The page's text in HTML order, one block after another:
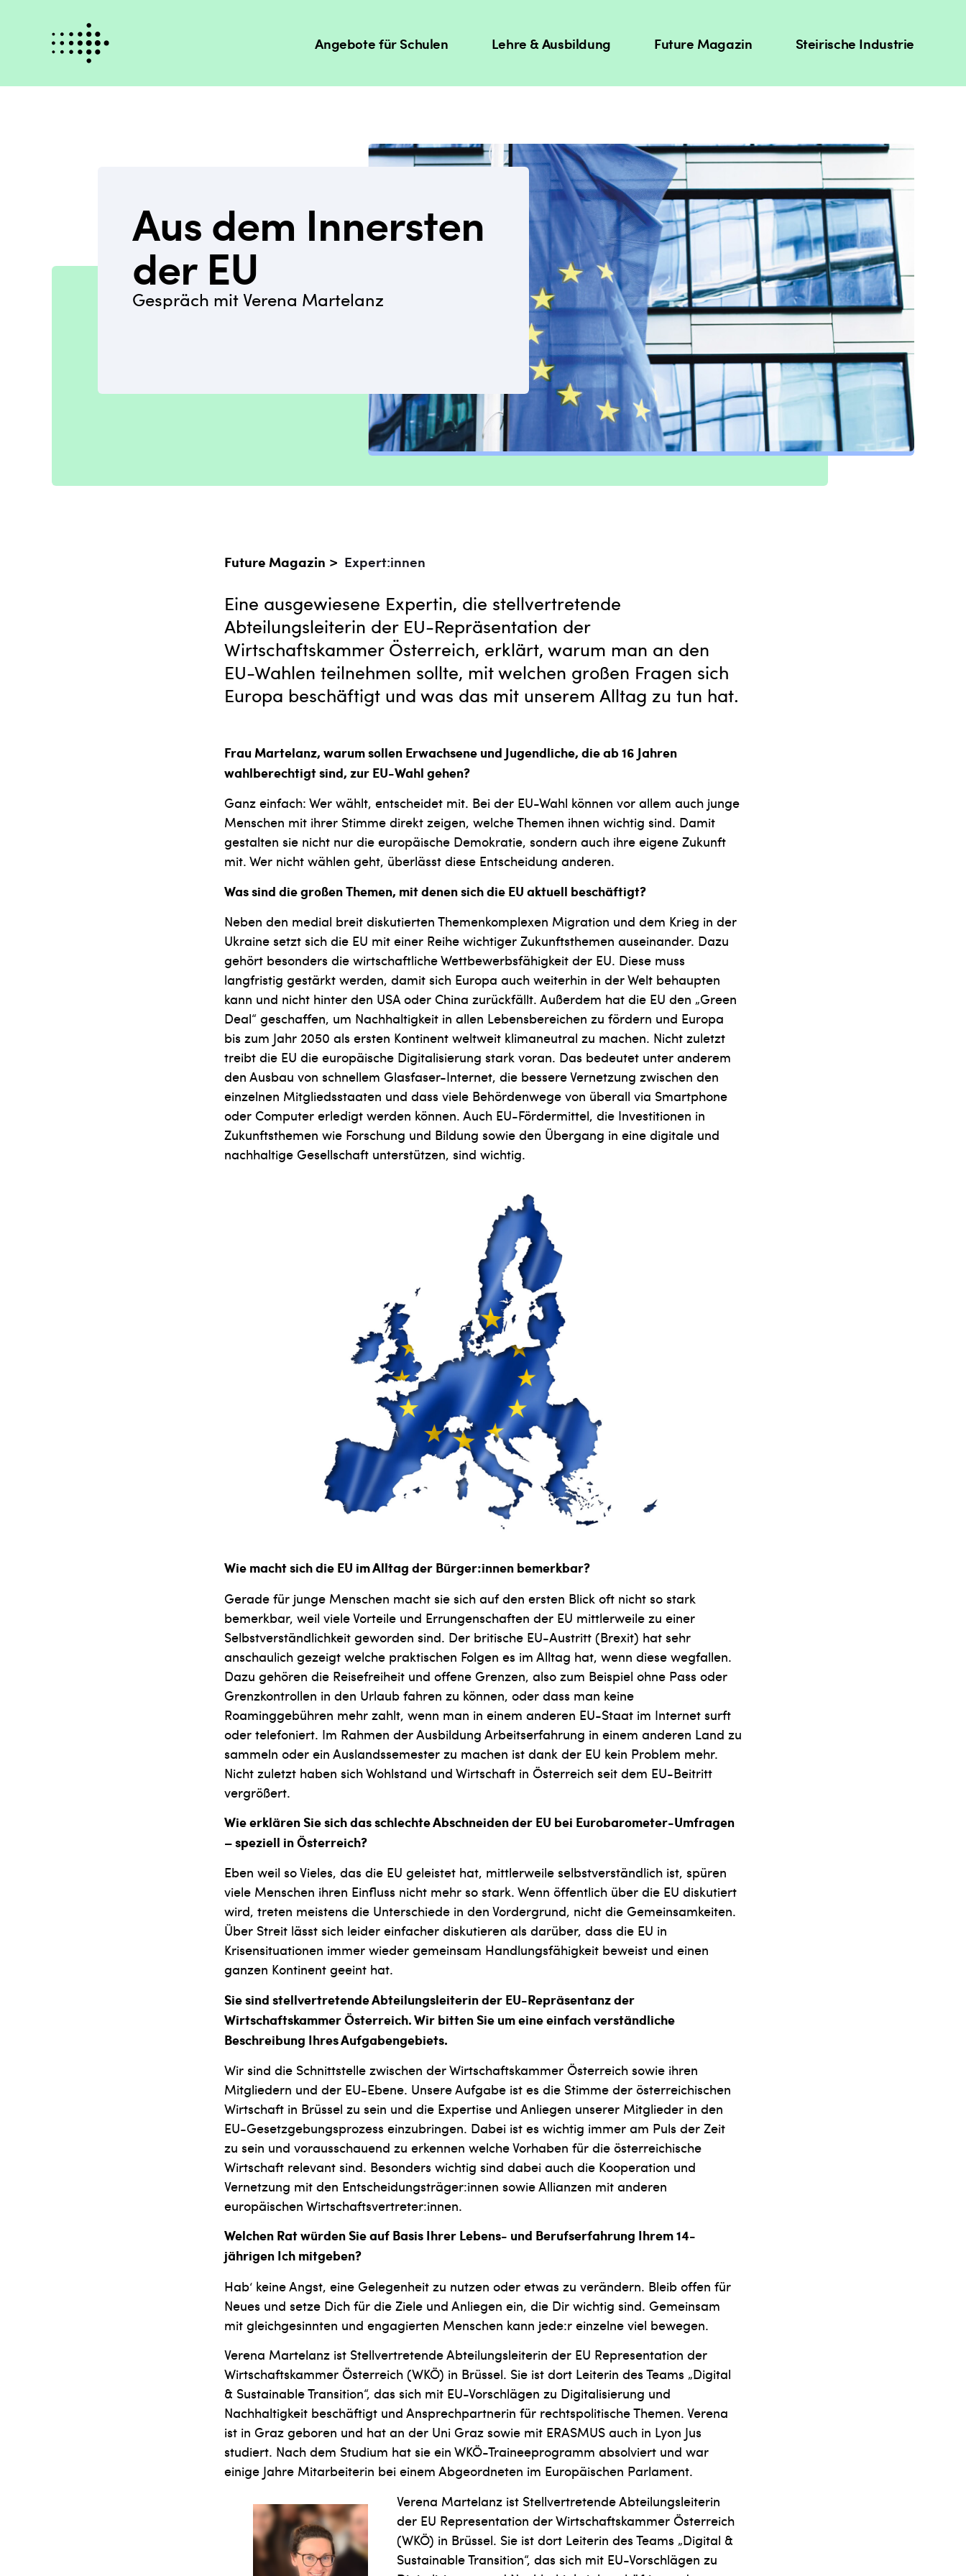
Angebote für Schulen Lehre & Ausbildung Future Magazin Steirische Industrie
Aus dem Innersten
der EU
Gespräch mit Verena Martelanz
Future Magazin > Expert:innen
Eine ausgewiesene Expertin, die stellvertretende
Abteilungsleiterin der EU-Repräsentation der
Wirtschaftskammer Österreich, erklärt, warum man an den
EU-Wahlen teilnehmen sollte, mit welchen großen Fragen sich
Europa beschäftigt und was das mit unserem Alltag zu tun hat.
Frau Martelanz, warum sollen Erwachsene und Jugendliche, die ab 16 Jahren
wahlberechtigt sind, zur EU-Wahl gehen?
Ganz einfach: Wer wählt, entscheidet mit. Bei der EU-Wahl können vor allem auch junge
Menschen mit ihrer Stimme direkt zeigen, welche Themen ihnen wichtig sind. Damit
gestalten sie nicht nur die europäische Demokratie, sondern auch ihre eigene Zukunft
mit. Wer nicht wählen geht, überlässt diese Entscheidung anderen.
Was sind die großen Themen, mit denen sich die EU aktuell beschäftigt?
Neben den medial breit diskutierten Themenkomplexen Migration und dem Krieg in der
Ukraine setzt sich die EU mit einer Reihe wichtiger Zukunftsthemen auseinander. Dazu
gehört besonders die wirtschaftliche Wettbewerbsfähigkeit der EU. Diese muss
langfristig gestärkt werden, damit sich Europa auch weiterhin in der Welt behaupten
kann und nicht hinter den USA oder China zurückfällt. Außerdem hat die EU den „Green
Deal“ geschaffen, um Nachhaltigkeit in allen Lebensbereichen zu fördern und Europa
bis zum Jahr 2050 als ersten Kontinent weltweit klimaneutral zu machen. Nicht zuletzt
treibt die EU die europäische Digitalisierung stark voran. Das bedeutet unter anderem
den Ausbau von schnellem Glasfaser-Internet, die bessere Vernetzung zwischen den
einzelnen Mitgliedsstaaten und dass viele Behördenwege von überall via Smartphone
oder Computer erledigt werden können. Auch EU-Fördermittel, die Investitionen in
Zukunftsthemen wie Forschung und Bildung sowie den Übergang in eine digitale und
nachhaltige Gesellschaft unterstützen, sind wichtig.
Wie macht sich die EU im Alltag der Bürger:innen bemerkbar?
Gerade für junge Menschen macht sie sich auf den ersten Blick oft nicht so stark
bemerkbar, weil viele Vorteile und Errungenschaften der EU mittlerweile zu einer
Selbstverständlichkeit geworden sind. Der britische EU-Austritt (Brexit) hat sehr
anschaulich gezeigt welche praktischen Folgen es im Alltag hat, wenn diese wegfallen.
Dazu gehören die Reisefreiheit und offene Grenzen, also zum Beispiel ohne Pass oder
Grenzkontrollen in den Urlaub fahren zu können, oder dass man keine
Roaminggebühren mehr zahlt, wenn man in einem anderen EU-Staat im Internet surft
oder telefoniert. Im Rahmen der Ausbildung Arbeitserfahrung in einem anderen Land zu
sammeln oder ein Auslandssemester zu machen ist dank der EU kein Problem mehr.
Nicht zuletzt haben sich Wohlstand und Wirtschaft in Österreich seit dem EU-Beitritt
vergrößert.
Wie erklären Sie sich das schlechte Abschneiden der EU bei Eurobarometer-Umfragen
– speziell in Österreich?
Eben weil so Vieles, das die EU geleistet hat, mittlerweile selbstverständlich ist, spüren
viele Menschen ihren Einfluss nicht mehr so stark. Wenn öffentlich über die EU diskutiert
wird, treten meistens die Unterschiede in den Vordergrund, nicht die Gemeinsamkeiten.
Über Streit lässt sich leider einfacher diskutieren als darüber, dass die EU in
Krisensituationen immer wieder gemeinsam Handlungsfähigkeit beweist und einen
ganzen Kontinent geeint hat.
Sie sind stellvertretende Abteilungsleiterin der EU-Repräsentanz der
Wirtschaftskammer Österreich. Wir bitten Sie um eine einfach verständliche
Beschreibung Ihres Aufgabengebiets.
Wir sind die Schnittstelle zwischen der Wirtschaftskammer Österreich sowie ihren
Mitgliedern und der EU-Ebene. Unsere Aufgabe ist es die Stimme der österreichischen
Wirtschaft in Brüssel zu sein und die Expertise und Anliegen unserer Mitglieder in den
EU-Gesetzgebungsprozess einzubringen. Dabei ist es wichtig immer am Puls der Zeit
zu sein und vorausschauend zu erkennen welche Vorhaben für die österreichische
Wirtschaft relevant sind. Besonders wichtig sind dabei auch die Kooperation und
Vernetzung mit den Entscheidungsträger:innen sowie Allianzen mit anderen
europäischen Wirtschaftsvertreter:innen.
Welchen Rat würden Sie auf Basis Ihrer Lebens- und Berufserfahrung Ihrem 14-
jährigen Ich mitgeben?
Hab‘ keine Angst, eine Gelegenheit zu nutzen oder etwas zu verändern. Bleib offen für
Neues und setze Dich für die Ziele und Anliegen ein, die Dir wichtig sind. Gemeinsam
mit gleichgesinnten und engagierten Menschen kann jede:r einzelne viel bewegen.
Verena Martelanz ist Stellvertretende Abteilungsleiterin der EU Representation der
Wirtschaftskammer Österreich (WKÖ) in Brüssel. Sie ist dort Leiterin des Teams „Digital
& Sustainable Transition“, das sich mit EU-Vorschlägen zu Digitalisierung und
Nachhaltigkeit beschäftigt und Ansprechpartnerin für rechtspolitische Themen. Verena
ist in Graz geboren und hat an der Uni Graz sowie mit ERASMUS auch in Lyon Jus
studiert. Nach dem Studium hat sie ein WKÖ-Traineeprogramm absolviert und war
einige Jahre Mitarbeiterin bei einem Abgeordneten im Europäischen Parlament.
Verena Martelanz ist Stellvertretende Abteilungsleiterin
der EU Representation der Wirtschaftskammer Österreich
(WKÖ) in Brüssel. Sie ist dort Leiterin des Teams „Digital &
Sustainable Transition“, das sich mit EU-Vorschlägen zu